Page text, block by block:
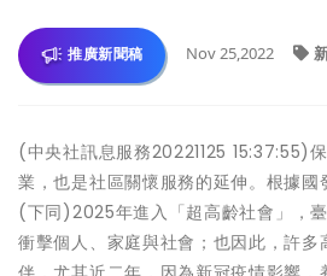
推廣新聞稿 Nov 25,2022
(中央社訊息服務20221125 15:37:55)
業，也是社區關懷服務的延伸。根據
(下同)2025年進入「超高齡社會」，
衝擊個人、家庭與社會；也因此，許